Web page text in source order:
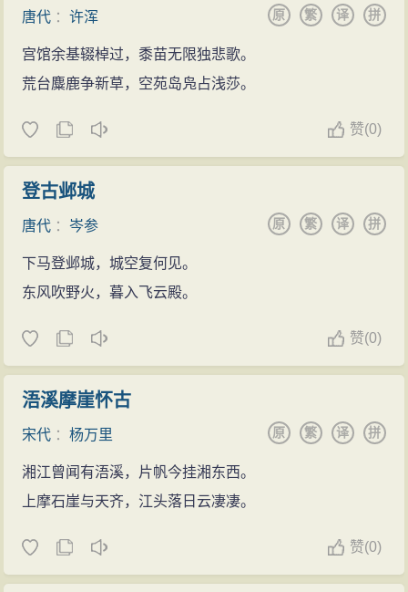
唐代 ：许浑 拼
译
繁
原
宫馆余基辍棹过，黍苗无限独悲歌。
荒台麋鹿争新草，空苑岛凫占浅莎。
赞(0)
登古邺城
唐代 ：岑参 拼
译
繁
原
下马登邺城，城空复何见。
东风吹野火，暮入飞云殿。
赞(0)
浯溪摩崖怀古
宋代 ：杨万里 拼
译
繁
原
湘江曾闻有浯溪，片帆今挂湘东西。
上摩石崖与天齐，江头落日云凄凄。
赞(0)